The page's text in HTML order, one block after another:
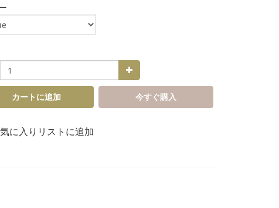
カートに追加 今すぐ購入
に入りリストに追加